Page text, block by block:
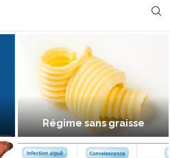
Régime sans graisse